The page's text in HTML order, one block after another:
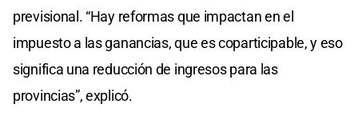
previsional. “Hay reformas que impactan en el
impuesto a las ganancias, que es coparticipable, y eso
significa una reducción de ingresos para las
provincias”, explicó.